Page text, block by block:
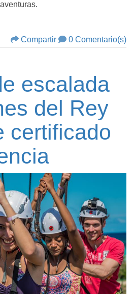
Compartir 0 Comentario(s)
escalada
del Rey
certificado